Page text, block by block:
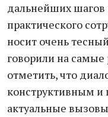
дальнейших
практического
носит очень
говорили на
отметить, что
конструктивным
актуальные